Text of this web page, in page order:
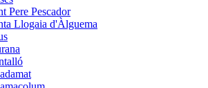
Pere Pescador
Llogaia d'Àlguema